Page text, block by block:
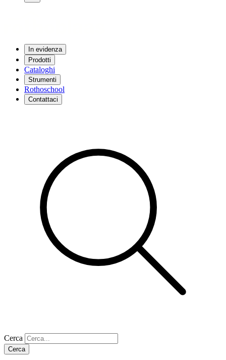
In evidenza
Prodotti
Cataloghi
Strumenti
Rothoschool
Contattaci
Cerca
Cerca